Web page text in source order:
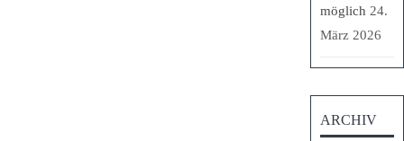
möglich 24.
März 2026
ARCHIV